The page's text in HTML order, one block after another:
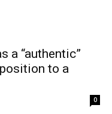
a “authentic”
to a
0